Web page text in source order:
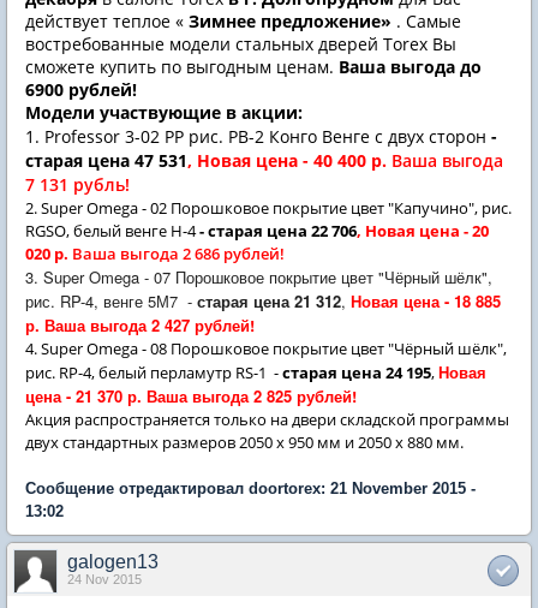
действует теплое « Зимнее предложение» . Самые
востребованные модели стальных дверей Torex Вы
сможете купить по выгодным ценам. Ваша выгода до
6900 рублей!
Модели участвующие в акции:
1. Professor 3-02 PP рис. РВ-2 Конго Венге с двух сторон -
старая цена 47 531, Новая цена - 40 400 р. Ваша выгода
7 131 рубль!
2. Super Omega - 02 Порошковое покрытие цвет "Капучино", рис.
RGSO, белый венге H-4- старая цена 22 706, Новая цена - 20
020 р. Ваша выгода 2 686 рублей!
3. Super Omega - 07 Порошковое покрытие цвет "Чёрный шёлк",
рис. RP-4, венге 5М7 - старая цена 21 312, Новая цена - 18 885
р. Ваша выгода 2 427 рублей!
4. Super Omega - 08 Порошковое покрытие цвет "Чёрный шёлк",
рис. RP-4, белый перламутр RS-1 -старая цена 24 195,Новая
цена - 21 370 р. Ваша выгода 2 825 рублей!
Акция распространяется только на двери складской программы
двух стандартных размеров 2050 х 950 мм и 2050 х 880 мм.
Сообщение отредактировал doortorex: 21 November 2015 -
13:02
galogen13
24 Nov 2015